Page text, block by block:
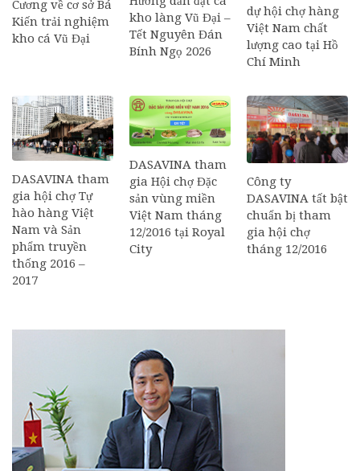
Cương về cơ sở Bá
Kiến trải nghiệm
kho cá Vũ Đại
kho làng Vũ Đại –
Tết Nguyên Đán
Bính Ngọ 2026
dự hội chợ hàng
Việt Nam chất
lượng cao tại Hồ
Chí Minh
DASAVINA tham
gia hội chợ Tự
hào hàng Việt
Nam và Sản
phẩm truyền
thống 2016 –
2017
DASAVINA tham
gia Hội chợ Đặc
sản vùng miền
Việt Nam tháng
12/2016 tại Royal
City
Công ty
DASAVINA tất bật
chuẩn bị tham
gia hội chợ
tháng 12/2016